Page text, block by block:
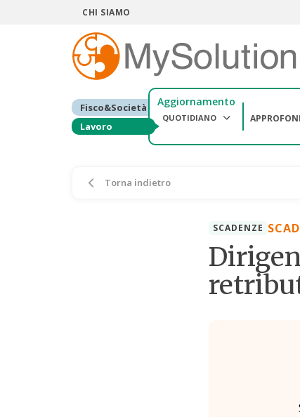
CHI SIAMO
Fisco&Società
Lavoro
Aggiornamento
QUOTIDIANO
Torna indietro
SCADENZE